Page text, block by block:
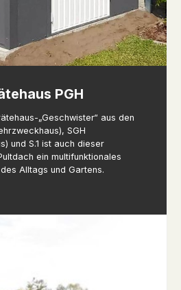
PGH
„Geschwister“ aus den
SGH
und S.1 ist auch dieser
ein multifunktionales
Alltags und Gartens.